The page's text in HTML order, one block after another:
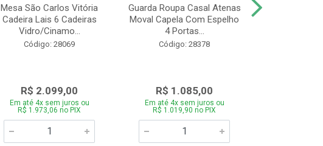
Mesa São Carlos Vitória
Cadeira Lais 6 Cadeiras
Vidro/Cinamo...
Código: 28069
R$ 2.099,00
Em até 4x sem juros ou
R$ 1.973,06 no PIX
Guarda Roupa Casal Atenas
Moval Capela Com Espelho
4 Portas...
Código: 28378
R$ 1.085,00
Em até 4x sem juros ou
R$ 1.019,90 no PIX